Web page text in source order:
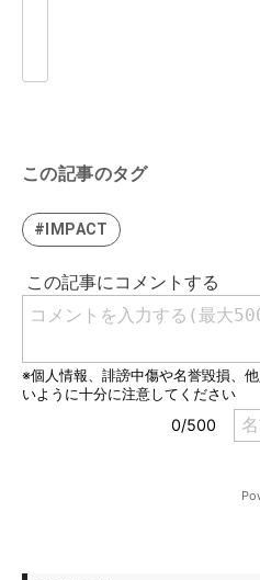
この記事のタグ
#IMPACT